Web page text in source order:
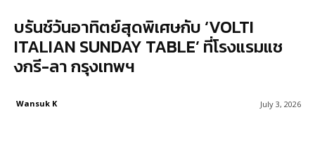
บรันช์วันอาทิตย์สุดพิเศษกับ ‘VOLTI
ITALIAN SUNDAY TABLE’ ที่โรงแรมแช
งกรี-ลา กรุงเทพฯ
July 3, 2026
Wansuk K